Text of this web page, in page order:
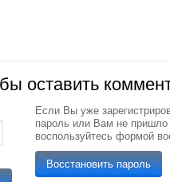
оставить
Если Вы уже
пароль или Вам не пришло
воспользуйтесь формой
Восстановить пароль